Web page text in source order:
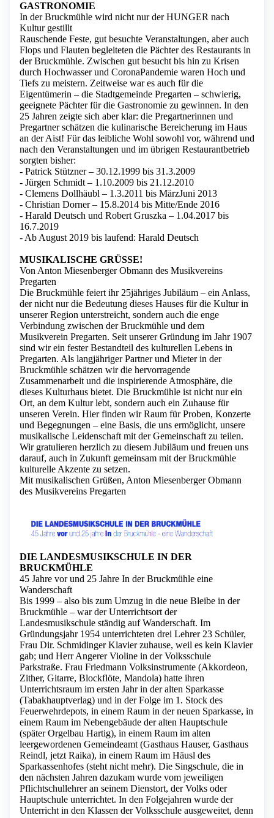
GASTRONOMIE
In der Bruckmühle wird nicht nur der HUNGER nach
Kultur gestillt
Rauschende Feste, gut besuchte Veranstaltungen, aber auch
Flops und Flauten begleiteten die Pächter des Restaurants in
der Bruckmühle. Zwischen gut besucht bis hin zu Krisen
durch Hochwasser und CoronaPandemie waren Hoch und
Tiefs zu meistern. Zeitweise war es auch für die
Eigentümerin – die Stadtgemeinde Pregarten – schwierig,
geeignete Pächter für die Gastronomie zu gewinnen. In den
25 Jahren zeigte sich aber klar: die Pregartnerinnen und
Pregartner schätzen die kulinarische Bereicherung im Haus
an der Aist! Für das leibliche Wohl sowohl vor, während und
nach den Veranstaltungen und im übrigen Restaurantbetrieb
sorgten bisher:
- Patrick Stützner – 30.12.1999 bis 31.3.2009
- Jürgen Schmidt – 1.10.2009 bis 21.12.2010
- Clemens Dollhäubl – 1.3.2011 bis MärzJuni 2013
- Christian Dorner – 15.8.2014 bis Mitte/Ende 2016
- Harald Deutsch und Robert Gruszka – 1.04.2017 bis
16.7.2019
- Ab August 2019 bis laufend: Harald Deutsch
MUSIKALISCHE GRÜSSE!
Von Anton Miesenberger Obmann des Musikvereins
Pregarten
Die Bruckmühle feiert ihr 25jähriges Jubiläum – ein Anlass,
der nicht nur die Bedeutung dieses Hauses für die Kultur in
unserer Region unterstreicht, sondern auch die enge
Verbindung zwischen der Bruckmühle und dem
Musikverein Pregarten. Seit unserer Gründung im Jahr 1907
sind wir ein fester Bestandteil des kulturellen Lebens in
Pregarten. Als langjähriger Partner und Mieter in der
Bruckmühle schätzen wir die hervorragende
Zusammenarbeit und die inspirierende Atmosphäre, die
dieses Kulturhaus bietet. Die Bruckmühle ist nicht nur ein
Ort, an dem Kultur lebt, sondern auch ein Zuhause für
unseren Verein. Hier finden wir Raum für Proben, Konzerte
und Begegnungen – eine Basis, die uns ermöglicht, unsere
musikalische Leidenschaft mit der Gemeinschaft zu teilen.
Wir gratulieren herzlich zu diesem Jubiläum und freuen uns
darauf, auch in Zukunft gemeinsam mit der Bruckmühle
kulturelle Akzente zu setzen.
Mit musikalischen Grüßen, Anton Miesenberger Obmann
des Musikvereins Pregarten
DIE LANDESMUSIKSCHULE IN DER
BRUCKMÜHLE
45 Jahre vor und 25 Jahre In der Bruckmühle eine
Wanderschaft
Bis 1999 – also bis zum Umzug in die neue Bleibe in der
Bruckmühle – war der Unterrichtsort der
Landesmusikschule ständig auf Wanderschaft. Im
Gründungsjahr 1954 unterrichteten drei Lehrer 23 Schüler,
Frau Dir. Schmidinger Klavier zuhause, weil es kein Klavier
gab; und Herr Angerer Violine in der Volksschule
Parkstraße. Frau Friedmann Volksinstrumente (Akkordeon,
Zither, Gitarre, Blockflöte, Mandola) hatte ihren
Unterrichtsraum im ersten Jahr in der alten Sparkasse
(Tabakhauptverlag) und in der Folge im 1. Stock des
Feuerwehrdepots, in einem Raum in der neuen Sparkasse, in
einem Raum im Nebengebäude der alten Hauptschule
(später Orgelbau Hartig), in einem Raum im alten
leergewordenen Gemeindeamt (Gasthaus Hauser, Gasthaus
Reindl, jetzt Raika), in einem Raum im Häusl des
Sparkassenhofes (steht nicht mehr). Die Singschule, die in
den nächsten Jahren dazukam wurde vom jeweiligen
Pflichtschullehrer an seinem Dienstort, der Volks oder
Hauptschule unterrichtet. In den Folgejahren wurde der
Unterricht in den Klassen der Volksschule ausgeweitet, denn